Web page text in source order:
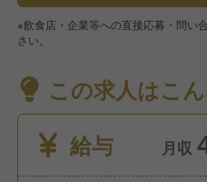
※飲食店・企業等への直接応募・問い
さい。
この求人はこん
給与
月収